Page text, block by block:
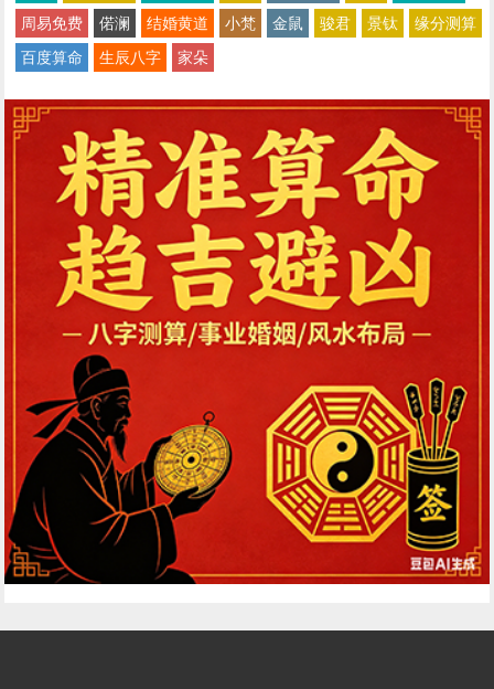
周易免费
偌澜 结婚黄道 小梵 金鼠 骏君 景钛
缘分测算
百度算命
生辰八字 家朵